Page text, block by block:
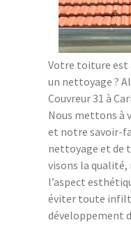
Votre toiture est
un nettoyage ?
Couvreur 31 à
Nous mettons à
et notre savoir-
nettoyage et de
visons la
l’aspect
éviter toute
développement